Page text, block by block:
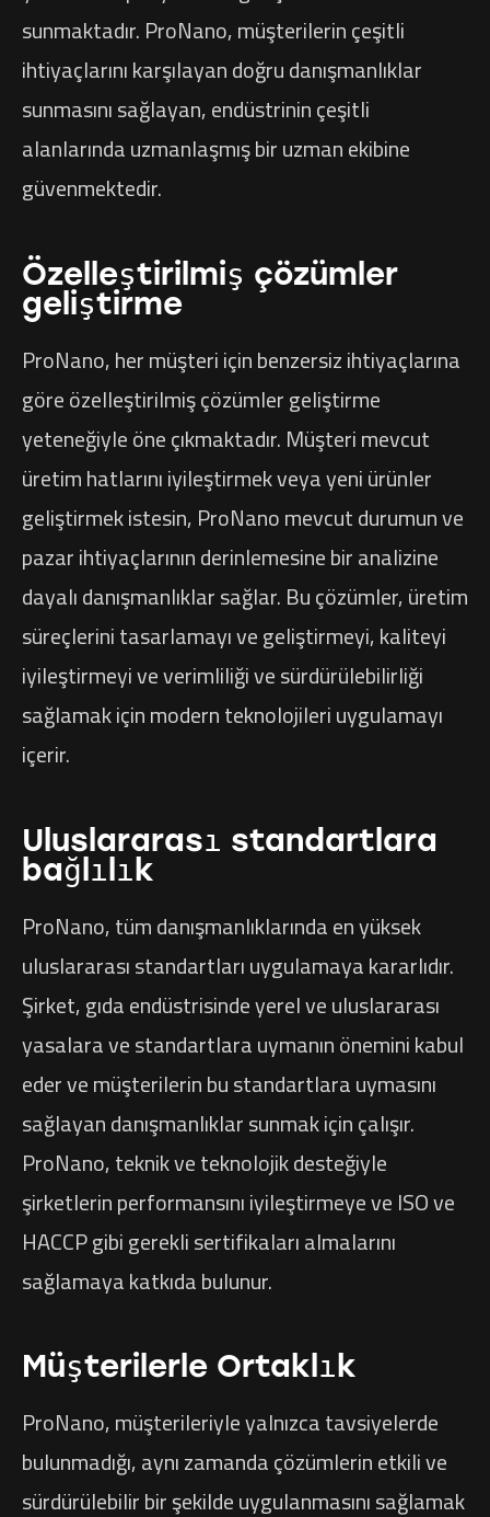
sunmaktadır. ProNano, müşterilerin çeşitli
ihtiyaçlarını karşılayan doğru danışmanlıklar
sunmasını sağlayan, endüstrinin çeşitli
alanlarında uzmanlaşmış bir uzman ekibine
güvenmektedir.
Özelleştirilmiş çözümler
geliştirme
ProNano, her müşteri için benzersiz ihtiyaçlarına
göre özelleştirilmiş çözümler geliştirme
yeteneğiyle öne çıkmaktadır. Müşteri mevcut
üretim hatlarını iyileştirmek veya yeni ürünler
geliştirmek istesin, ProNano mevcut durumun ve
pazar ihtiyaçlarının derinlemesine bir analizine
dayalı danışmanlıklar sağlar. Bu çözümler, üretim
süreçlerini tasarlamayı ve geliştirmeyi, kaliteyi
iyileştirmeyi ve verimliliği ve sürdürülebilirliği
sağlamak için modern teknolojileri uygulamayı
içerir.
Uluslararası standartlara
bağlılık
ProNano, tüm danışmanlıklarında en yüksek
uluslararası standartları uygulamaya kararlıdır.
Şirket, gıda endüstrisinde yerel ve uluslararası
yasalara ve standartlara uymanın önemini kabul
eder ve müşterilerin bu standartlara uymasını
sağlayan danışmanlıklar sunmak için çalışır.
ProNano, teknik ve teknolojik desteğiyle
şirketlerin performansını iyileştirmeye ve ISO ve
HACCP gibi gerekli sertifikaları almalarını
sağlamaya katkıda bulunur.
Müşterilerle Ortaklık
ProNano, müşterileriyle yalnızca tavsiyelerde
bulunmadığı, aynı zamanda çözümlerin etkili ve
sürdürülebilir bir şekilde uygulanmasını sağlamak